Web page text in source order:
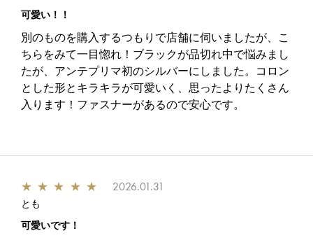
可愛い！！
別のものを購入するつもりで店舗に伺いましたが、こ
ちらをみて一目惚れ！ブラックが品切れ中で悩みまし
たが、アンテプリマ初のシルバーにしました。コロン
とした形とキラキラが可愛いく、思ったよりたくさん
入ります！ファスナーがあるので安心です。
★ ★ ★ ★ ★ 2026.01.31
とも
可愛いです！